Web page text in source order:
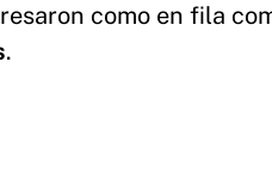
como en fila
.